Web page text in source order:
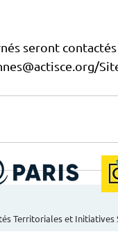
seront
Territoriales et